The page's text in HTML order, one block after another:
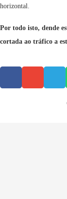
horizontal.
Por todo isto, dende
cortada ao tráfico a